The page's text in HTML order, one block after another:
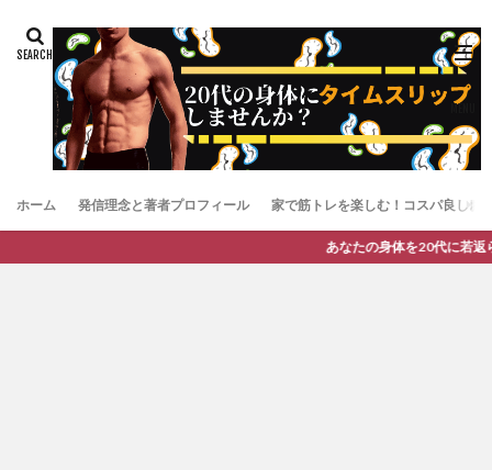
ホーム 発信理念と著者プロフィール 家で筋トレを楽しむ！コスパ良しお
あなたの身体を20代に若返らせるタイムスリッ